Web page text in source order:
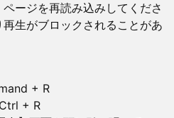
ージを再読み込みしてくださ
生がブロックされることがあ
+ R
+ R